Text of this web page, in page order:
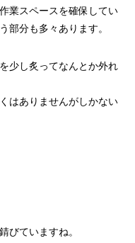
業スペースを確保してい
部分も多々あります。
少し炙ってなんとか外れ
はありませんがしかない
びていますね。